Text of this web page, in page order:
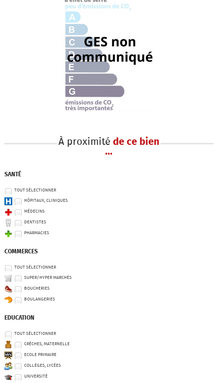
À proximité de ce bien
...
SANTÉ
TOUT SÉLECTIONNER
HÔPITAUX, CLINIQUES
MÉDECINS
DENTISTES
PHARMACIES
COMMERCES
TOUT SÉLECTIONNER
SUPER/HYPER MARCHÉS
BOUCHERIES
BOULANGERIES
EDUCATION
TOUT SÉLECTIONNER
CRÈCHES, MATERNELLE
ECOLE PRIMAIRE
COLLÈGES, LYCÉES
UNIVERSITÉ